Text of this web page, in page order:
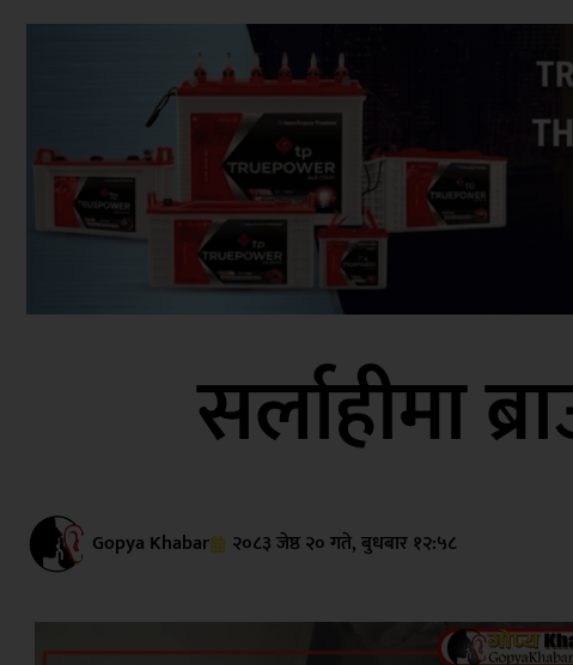
सर्लाहीमा
Gopya Khabar २०८३ जेष्ठ २० गते, बुधबार १२:५८